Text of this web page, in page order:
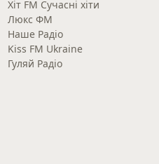
Хіт FM Сучасні хіти
Люкс ФМ
Наше Радіо
Kiss FM Ukraine
Гуляй Радіо